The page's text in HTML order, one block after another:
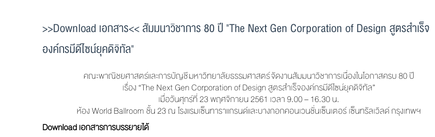
>>Download เอกสาร<< สัมมนาวิชาการ 80 ปี "The Next Gen Corporation of Design สูตรสำเร็จ
องค์กรมีดีไซน์ยุคดิจิทัล"
คณะพาณิชยศาสตร์และการบัญชี มหาวิทยาลัยธรรมศาสตร์ จัดงานสัมมนาวิชาการเนื่องในโอกาสครบ 80 ปี
เรื่อง “The Next Gen Corporation of Design สูตรสำเร็จองค์กรมีดีไซน์ยุคดิจิทัล”
เมื่อวันศุกร์ที่ 23 พฤศจิกายน 2561 เวลา 9.00 – 16.30 น.
ห้อง World Ballroom ชั้น 23 ณ โรงแรมเซ็นทาราแกรนด์และบางกอกคอนเวนชั่นเซ็นเตอร์ เซ็นทรัลเวิลด์ กรุงเทพฯ
Download เอกสารการบรรยายได้